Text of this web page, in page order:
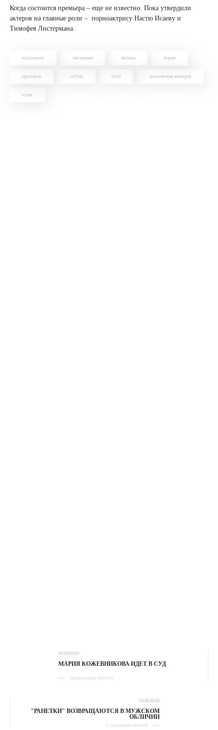
Когда состоится премьера – еще не известно. Пока утвердили
актеров на главные роли – порноактрису Настю Исаеву и
Тимофея Листермана.
куршевель листерман москва порно
прохоров собчак сочи эротическая комедия
юлия
НОВИНИ
МАРИЯ КОЖЕВНИКОВА ИДЕТ В СУД
Предыдущая новость
НОВИНИ
"РАНЕТКИ" ВОЗВРАЩАЮТСЯ В МУЖСКОМ
ОБЛИЧИИ
Следующая новость